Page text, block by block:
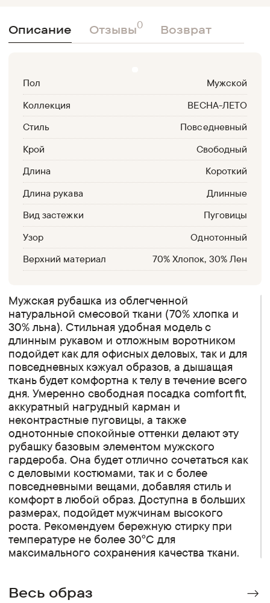
Описание Отзывы0 Возврат
Мужская рубашка из облегченной
натуральной смесовой ткани (70% хлопка и
30% льна). Стильная удобная модель с
длинным рукавом и отложным воротником
подойдет как для офисных деловых, так и для
повседневных кэжуал образов, а дышащая
ткань будет комфортна к телу в течение всего
дня. Умеренно свободная посадка сomfort fit,
аккуратный нагрудный карман и
неконтрастные пуговицы, а также
однотонные спокойные оттенки делают эту
рубашку базовым элементом мужского
гардероба. Она будет отлично сочетаться как
с деловыми костюмами, так и с более
повседневными вещами, добавляя стиль и
комфорт в любой образ. Доступна в больших
размерах, подойдет мужчинам высокого
роста. Рекомендуем бережную стирку при
температуре не более 30°C для
максимального сохранения качества ткани.
Пол
Мужской
Коллекция
ВЕСНА-ЛЕТО
Стиль
Повседневный
Крой
Свободный
Длина
Короткий
Длина рукава
Длинные
Вид застежки
Пуговицы
Узор
Однотонный
Верхний материал
70% Хлопок, 30% Лен
Весь образ